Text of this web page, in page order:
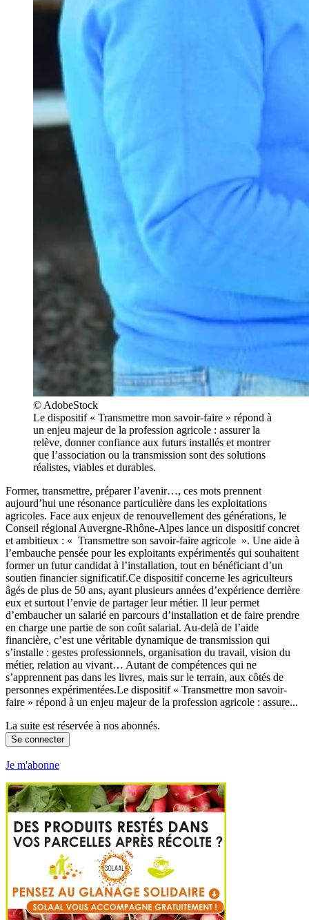
© AdobeStock
Le dispositif « Transmettre mon savoir-faire » répond à
un enjeu majeur de la profession agricole : assurer la
relève, donner confiance aux futurs installés et montrer
que l’association ou la transmission sont des solutions
réalistes, viables et durables.
Former, transmettre, préparer l’avenir…, ces mots prennent
aujourd’hui une résonance particulière dans les exploitations
agricoles. Face aux enjeux de renouvellement des générations, le
Conseil régional Auvergne-Rhône-Alpes lance un dispositif concret
et ambitieux : « Transmettre son savoir-faire agricole ». Une aide à
l’embauche pensée pour les exploitants expérimentés qui souhaitent
former un futur candidat à l’installation, tout en bénéficiant d’un
soutien financier significatif.Ce dispositif concerne les agriculteurs
âgés de plus de 50 ans, ayant plusieurs années d’expérience derrière
eux et surtout l’envie de partager leur métier. Il leur permet
d’embaucher un salarié en parcours d’installation et de faire prendre
en charge une partie de son coût salarial. Au-delà de l’aide
financière, c’est une véritable dynamique de transmission qui
s’installe : gestes professionnels, organisation du travail, vision du
métier, relation au vivant… Autant de compétences qui ne
s’apprennent pas dans les livres, mais sur le terrain, aux côtés de
personnes expérimentées.Le dispositif « Transmettre mon savoir-
faire » répond à un enjeu majeur de la profession agricole : assure...
La suite est réservée à nos abonnés.
Se connecter
Je m'abonne